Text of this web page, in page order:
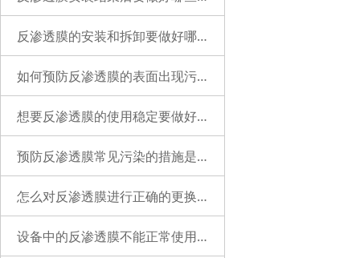
反渗透膜的安装和拆卸要做好哪些准备？
如何预防反渗透膜的表面出现污染？
想要反渗透膜的使用稳定要做好哪些工作？
预防反渗透膜常见污染的措施是什么？
怎么对反渗透膜进行正确的更换？
设备中的反渗透膜不能正常使用了是什么原因？